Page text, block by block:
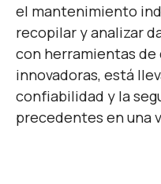
el mantenimiento
recopilar y analizar
con herramientas
innovadoras, está
confiabilidad y la
precedentes en una